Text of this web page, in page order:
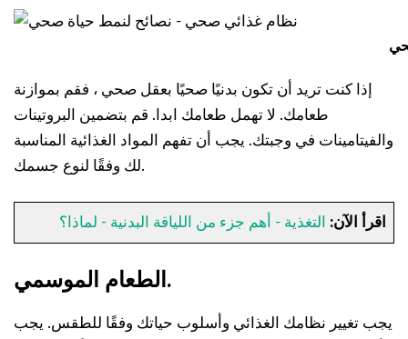
إذا كنت تريد أن تكون بدنيًا صحيًا بعقل صحي ، فقم بموازنة
طعامك. لا تهمل طعامك ابدا. قم بتضمين البروتينات
والفيتامينات في وجبتك. يجب أن تفهم المواد الغذائية المناسبة
لك وفقًا لنوع جسمك.
اقرأ الآن: التغذية - أهم جزء من اللياقة البدنية - لماذا؟
الطعام الموسمي.
يجب تغيير نظامك الغذائي وأسلوب حياتك وفقًا للطقس. يجب